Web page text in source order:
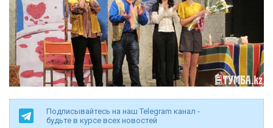
Подписывайтесь на наш Telegram канал -
будьте в курсе всех новостей